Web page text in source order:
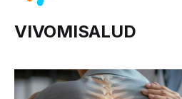
VIVOMISALUD